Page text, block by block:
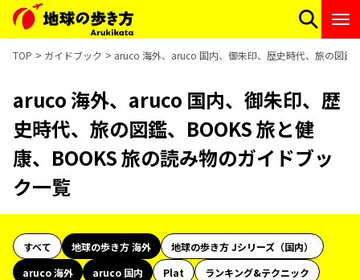
TOP ガイドブック aruco 海外、aruco 国内、御朱印、歴史時代、旅の図鑑
aruco 海外、aruco 国内、御朱印、歴
史時代、旅の図鑑、BOOKS 旅と健
康、BOOKS 旅の読み物のガイドブッ
ク一覧
すべて 地球の歩き方 海外
地球の歩き方 Jシリーズ（国内）
aruco 海外
aruco 国内 Plat
ランキング&テクニック